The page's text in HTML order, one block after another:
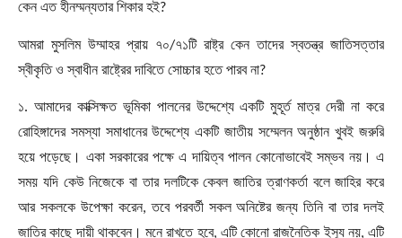
কেন এত হীনম্মন্যতার শিকার হই?
আমরা মুসলিম উম্মাহর প্রায় ৭০/৭১টি রাষ্ট্র কেন তাদের স্বতন্ত্র জাতিসত্তার
স্বীকৃতি ও স্বাধীন রাষ্ট্রের দাবিতে সোচ্চার হতে পারব না?
১. আমাদের কাক্সিক্ষত ভূমিকা পালনের উদ্দেশ্যে একটি মুহূর্ত মাত্র দেরী না করে
রোহিঙ্গাদের সমস্যা সমাধানের উদ্দেশ্যে একটি জাতীয় সম্মেলন অনুষ্ঠান খুবই জরুরি
হয়ে পড়েছে। একা সরকারের পক্ষে এ দায়িত্ব পালন কোনোভাবেই সম্ভব নয়। এ
সময় যদি কেউ নিজেকে বা তার দলটিকে কেবল জাতির ত্রাণকর্তা বলে জাহির করে
আর সকলকে উপেক্ষা করেন,তবে পরবর্তী সকল অনিষ্টের জন্য তিনি বা তার দলই
জাতির কাছে দায়ী থাকবেন। মনে রাখতে হবে, এটি কোনো রাজনৈতিক ইস্যু নয়, এটি